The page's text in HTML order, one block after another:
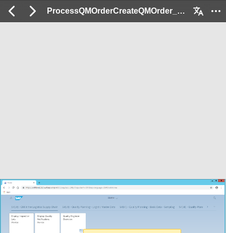
ProcessQMOrderCreateQMOrder_Ex: 2 / 28